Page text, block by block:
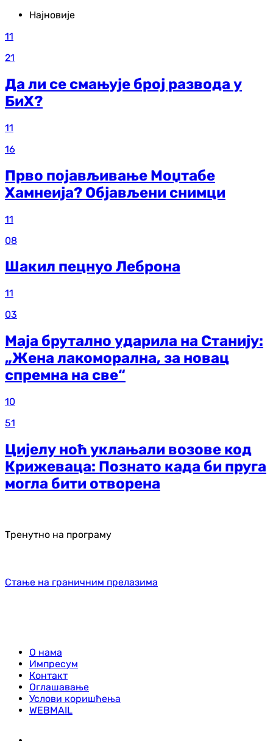
Најновије
11
21
Да ли се смањује број развода у
БиХ?
11
16
Прво појављивање Моџтабе
Хамнеија? Објављени снимци
11
08
Шакил пецнуо Леброна
11
03
Маја брутално ударила на Станију:
„Жена лакоморална, за новац
спремна на све“
10
51
Цијелу ноћ уклањали возове код
Крижеваца: Познато када би пруга
могла бити отворена
Тренутно на програму
Стање на граничним прелазима
О нама
Импресум
Контакт
Оглашавање
Услови коришћења
WEBMAIL